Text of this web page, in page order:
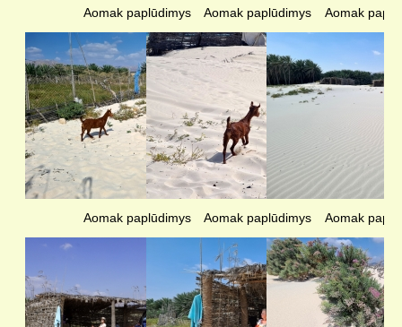
Aomak paplūdimys Aomak paplūdimys Aomak
Aomak paplūdimys Aomak paplūdimys Aomak